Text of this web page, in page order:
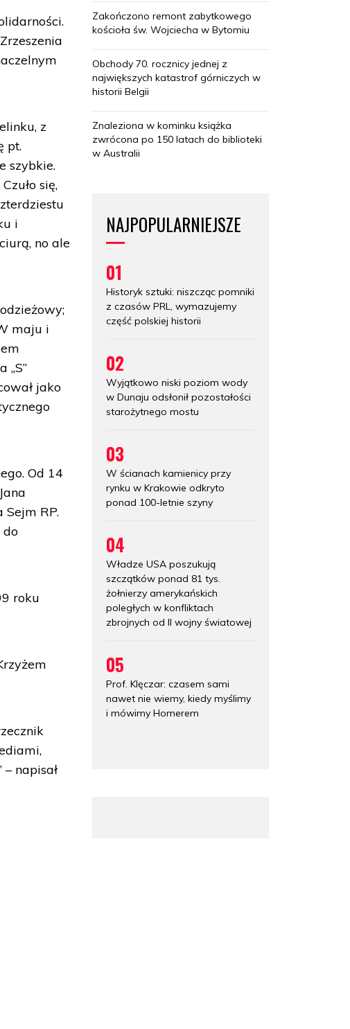
z
pt.
szybkie.
się,
i
no ale
maju i
„S”
jako
Od 14
Sejm RP.
do
roku
napisał
Zakończono remont zabytkowego
kościoła św. Wojciecha w Bytomiu
Obchody 70. rocznicy jednej z
największych katastrof górniczych w
historii Belgii
Znaleziona w kominku książka
zwrócona po 150 latach do biblioteki
w Australii
NAJPOPULARNIEJSZE
01
Historyk sztuki: niszcząc pomniki
z czasów PRL, wymazujemy
część polskiej historii
02
Wyjątkowo niski poziom wody
w Dunaju odsłonił pozostałości
starożytnego mostu
03
W ścianach kamienicy przy
rynku w Krakowie odkryto
ponad 100-letnie szyny
04
Władze USA poszukują
szczątków ponad 81 tys.
żołnierzy amerykańskich
poległych w konfliktach
zbrojnych od II wojny światowej
05
Prof. Klęczar: czasem sami
nawet nie wiemy, kiedy myślimy
i mówimy Homerem